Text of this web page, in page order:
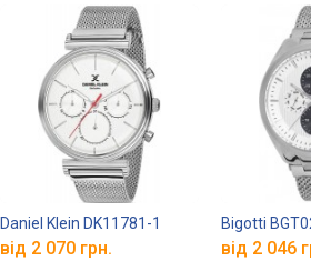
Daniel Klein DK11781-1
від 2 070 грн.
Bigotti
від 2 046